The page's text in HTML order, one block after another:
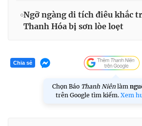
Ngỡ ngàng di tích điêu khắc
Thanh Hóa bị sơn lòe loẹt
Chia sẻ
Chọn Báo Thanh Niên làm
trên Google tìm kiếm. Xem